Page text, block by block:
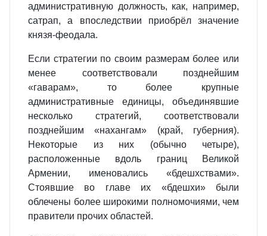
административную должность, как, например,
сатрап, а впоследствии приобрёл значение
князя‐феодала.
Если стратегии по своим размерам более или
менее соответствовали позднейшим
«гаварам», то более крупные
административные единицы, объединявшие
несколько стратегий, соответствовали
позднейшим «нахангам» (край, губерния).
Некоторые из них (обычно четыре),
расположенные вдоль границ Великой
Армении, именовались «бдешхствами».
Стоявшие во главе их «бдешхи» были
облечены более широкими полномочиями, чем
правители прочих областей.